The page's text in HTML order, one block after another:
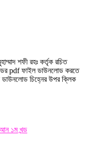
শফী রহঃ কর্তৃক রচিত
pdf ফাইল ডাউনলোড করতে
ডাউনলোড চিহ্নের উপর ক্লিক
১ম খন্ড